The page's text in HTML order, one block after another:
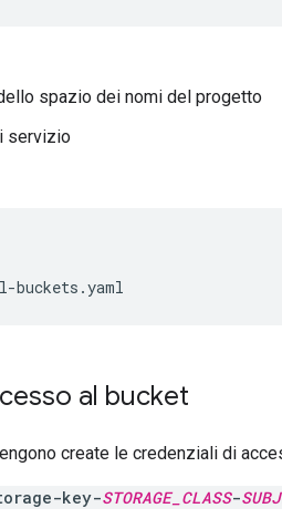
spazio dei nomi del progetto
servizio
al bucket
create le credenziali di
key-STORAGE_CLASS-